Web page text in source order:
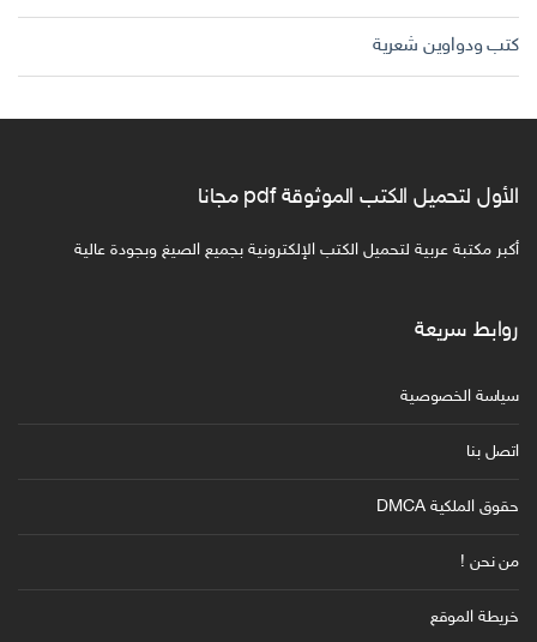
كتب ودواوين شعرية
الأول لتحميل الكتب الموثوقة pdf مجانا
أكبر مكتبة عربية لتحميل الكتب الإلكترونية بجميع الصيغ وبجودة عالية
روابط سريعة
سياسة الخصوصية
اتصل بنا
حقوق الملكية DMCA
من نحن !
خريطة الموقع